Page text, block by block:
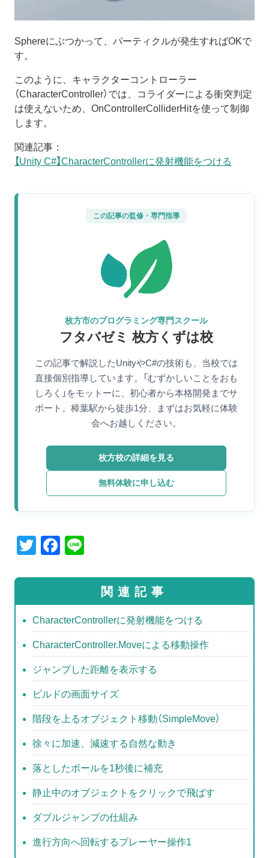
Sphereにぶつかって、パーティクルが発生すればOKで
す。
このように、キャラクターコントローラー
（CharacterController）では、コライダーによる衝突判定
は使えないため、OnControllerColliderHitを使って制御
します。
関連記事：
【Unity C#】CharacterControllerに発射機能をつける
この記事の監修・専門指導
枚方市のプログラミング専門スクール
フタバゼミ 枚方くずは校
この記事で解説したUnityやC#の技術も、当校では
直接個別指導しています。「むずかしいことをおも
しろく」をモットーに、初心者から本格開発までサ
ポート。樟葉駅から徒歩1分、まずはお気軽に体験
会へお越しください。
枚方校の詳細を見る
無料体験に申し込む
T
tt
er
F
c
e
b
o
o
k
e 関連記事
CharacterControllerに発射機能をつける
CharacterController.Moveによる移動操作
ジャンプした距離を表示する
ビルドの画面サイズ
階段を上るオブジェクト移動（SimpleMove）
徐々に加速、減速する自然な動き
落としたボールを1秒後に補充
静止中のオブジェクトをクリックで飛ばす
ダブルジャンプの仕組み
進行方向へ回転するプレーヤー操作1